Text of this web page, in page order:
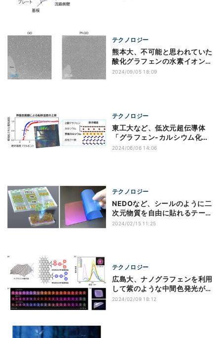
テクノロジー
熊本大、不可能と思われていた
酸化グラフェンの水素イオンバ
リア膜を開発
2024/09/05 18:09
テクノロジー
東工大など、低次元超伝導体
「グラフェン-カルシウム化合
物」の新事実を発見
2024/06/06 14:06
テクノロジー
NEDOなど、シールのように二
次元物質を自由に貼れるテープ
転写法を開発
2024/02/15 11:25
テクノロジー
広島大、ナノグラフェンを利用
して紫のような中間色発光が可
能な材料を実現
2024/02/09 18:12